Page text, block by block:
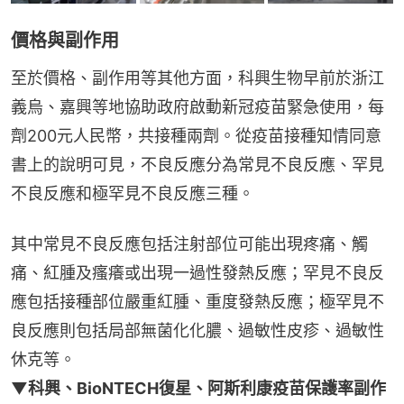
價格與副作用
至於價格、副作用等其他方面，科興生物早前於浙江
義烏、嘉興等地協助政府啟動新冠疫苗緊急使用，每
劑200元人民幣，共接種兩劑。從疫苗接種知情同意
書上的說明可見，不良反應分為常見不良反應、罕見
不良反應和極罕見不良反應三種。
其中常見不良反應包括注射部位可能出現疼痛、觸
痛、紅腫及瘙癢或出現一過性發熱反應；罕見不良反
應包括接種部位嚴重紅腫、重度發熱反應；極罕見不
良反應則包括局部無菌化化膿、過敏性皮疹、過敏性
休克等。
▼科興、BioNTECH復星、阿斯利康疫苗保護率副作